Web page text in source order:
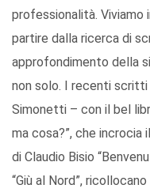
professionalità. Viviamo
partire dalla ricerca di
approfondimento della
non solo. I recenti
Simonetti – con il bel
ma cosa?”, che
di Claudio Bisio
“Giù al Nord”,